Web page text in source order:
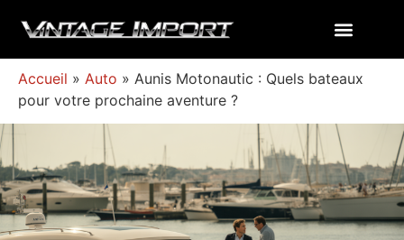
Accueil » Auto » Aunis Motonautic : Quels bateaux
pour votre prochaine aventure ?